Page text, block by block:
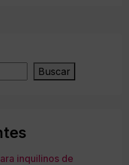
Buscar
inquilinos de